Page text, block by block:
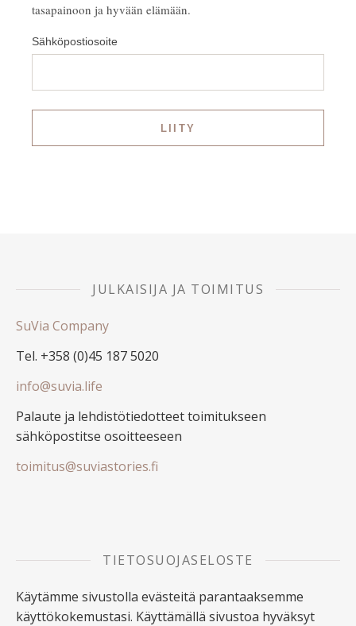
tasapainoon ja hyvään elämään.
Sähköpostiosoite
JULKAISIJA JA TOIMITUS
SuVia Company
Tel. +358 (0)45 187 5020
info@suvia.life
Palaute ja lehdistötiedotteet toimitukseen
sähköpostitse osoitteeseen
toimitus@suviastories.fi
TIETOSUOJASELOSTE
Käytämme sivustolla evästeitä parantaaksemme
käyttökokemustasi. Käyttämällä sivustoa hyväksyt